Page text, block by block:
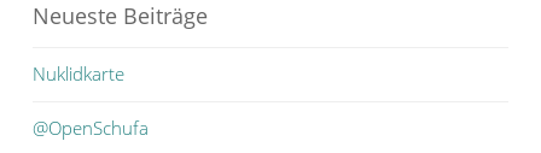
Neueste Beiträge
Nuklidkarte
@OpenSchufa